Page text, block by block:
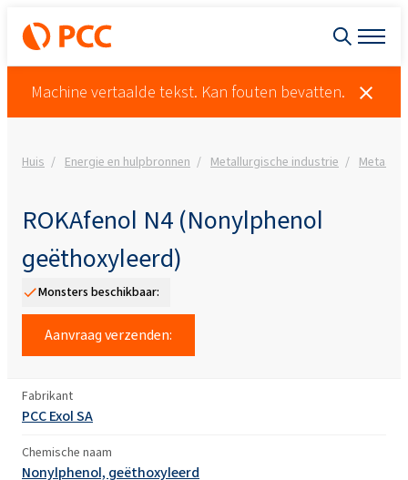
Machine vertaalde tekst. Kan fouten bevatten.
Huis Energie en hulpbronnen Metallurgische industrie
ROKAfenol N4 (Nonylphenol
geëthoxyleerd)
Monsters beschikbaar:
Aanvraag verzenden:
Fabrikant
PCC Exol SA
Chemische naam
Nonylphenol, geëthoxyleerd